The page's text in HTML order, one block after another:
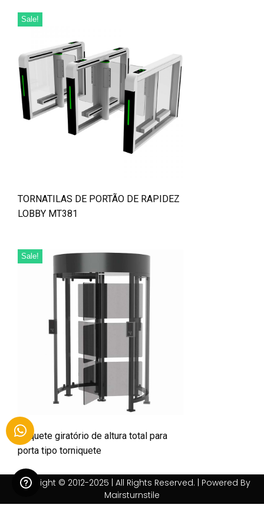
Sale!
TORNATILAS DE PORTÃO DE RAPIDEZ
LOBBY MT381
Sale!
Roquete giratório de altura total para
porta tipo torniquete
Copyright © 2012-2025 | All Rights Reserved. | Powered By
Mairsturnstile